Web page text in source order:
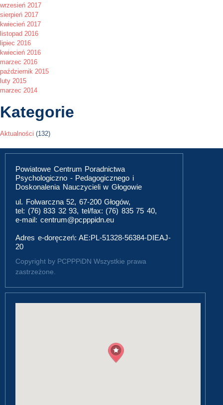
wrzesień 2017
sierpień 2017
kwiecień 2017
listopad 2016
lipiec 2016
kwiecień 2016
marzec 2016
październik 2015
luty 2015
marzec 2014
Kategorie
Aktualności (132)
Powiatowe Centrum Poradnictwa
Psychologiczno - Pedagogicznego i
Doskonalenia Nauczycieli w Głogowie
ul. Folwarczna 52, 67-200 Głogów,
tel: (76) 833 32 93, tel/fax: (76) 835 75 40,
e-mail: centrum@pcpppidn.eu
Adres e-doręczeń: AE:PL-51328-56384-DIEAJ-
20
Copyright by PCPPPiDN Wszystkie prawa
zastrzeżone.